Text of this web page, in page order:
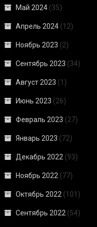
Май 2024 (35)
Апрель 2024 (12)
Ноябрь 2023 (2)
Сентябрь 2023 (34)
Август 2023 (1)
Июнь 2023 (26)
Февраль 2023 (27)
Январь 2023 (72)
Декабрь 2022 (93)
Ноябрь 2022 (77)
Октябрь 2022 (101)
Сентябрь 2022 (54)